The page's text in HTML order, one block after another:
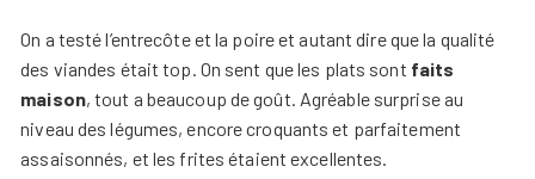
On a testé l’entrecôte et la poire et autant dire que la qualité
des viandes était top. On sent que les plats sont faits
maison, tout a beaucoup de goût. Agréable surprise au
niveau des légumes, encore croquants et parfaitement
assaisonnés, et les frites étaient excellentes.